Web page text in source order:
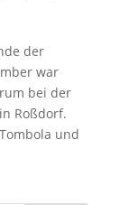
der
war
bei der
Roßdorf.
und